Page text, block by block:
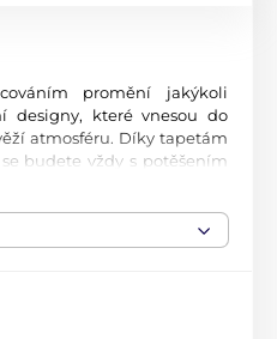
promění jakýkoli
designy, které vnesou do
atmosféru. Díky tapetám
budete vždy s potěšením
na vysoce kvalitní